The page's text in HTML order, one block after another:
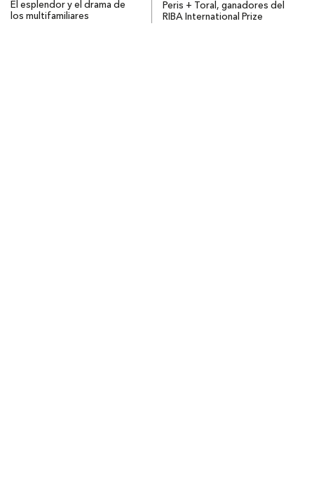
El esplendor y el drama de
los multifamiliares
Peris + Toral, ganadores del
RIBA International Prize